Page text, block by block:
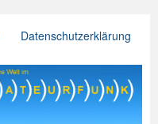
Datenschutzerklärung